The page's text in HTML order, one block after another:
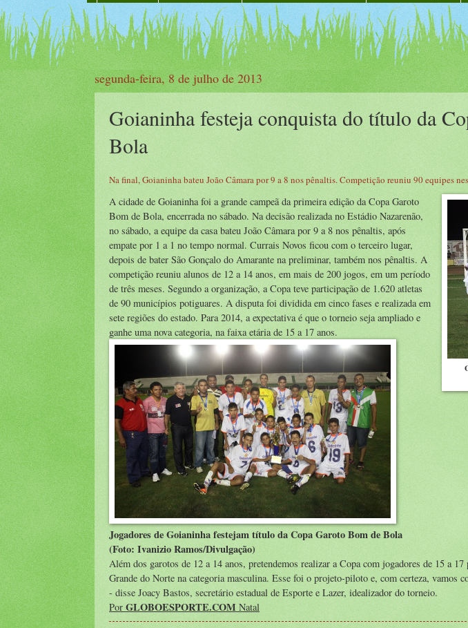
segunda-feira, 8 de julho de 2013
Goianinha festeja conquista do título da
Bola
Na final, Goianinha bateu João Câmara por 9 a 8 nos pênaltis. Competição reuniu 90 equipes
A cidade de Goianinha foi a grande campeã da primeira edição da Copa Garoto
Bom de Bola, encerrada no sábado. Na decisão realizada no Estádio Nazarenão,
no sábado, a equipe da casa bateu João Câmara por 9 a 8 nos pênaltis, após
empate por 1 a 1 no tempo normal. Currais Novos ficou com o terceiro lugar,
depois de bater São Gonçalo do Amarante na preliminar, também nos pênaltis. A
competição reuniu alunos de 12 a 14 anos, em mais de 200 jogos, em um período
de três meses. Segundo a organização, a Copa teve participação de 1.620 atletas
de 90 municípios potiguares. A disputa foi dividida em cinco fases e realizada em
sete regiões do estado. Para 2014, a expectativa é que o torneio seja ampliado e
ganhe uma nova categoria, na faixa etária de 15 a 17 anos.
Jogadores de Goianinha festejam título da Copa Garoto Bom de Bola
(Foto: Ivanizio Ramos/Divulgação)
Além dos garotos de 12 a 14 anos, pretendemos realizar a Copa com jogadores de 15 a
Grande do Norte na categoria masculina. Esse foi o projeto-piloto e, com certeza, vamos
- disse Joacy Bastos, secretário estadual de Esporte e Lazer, idealizador do torneio.
Por GLOBOESPORTE.COM Natal